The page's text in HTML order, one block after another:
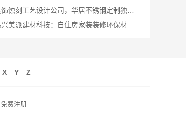
X Y Z
免费注册